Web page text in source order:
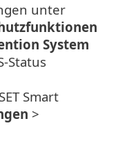
unter
System
Status
Smart
>